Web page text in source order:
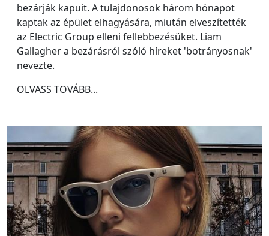
bezárják kapuit. A tulajdonosok három hónapot
kaptak az épület elhagyására, miután elveszítették
az Electric Group elleni fellebbezésüket. Liam
Gallagher a bezárásról szóló híreket 'botrányosnak'
nevezte.
OLVASS TOVÁBB...